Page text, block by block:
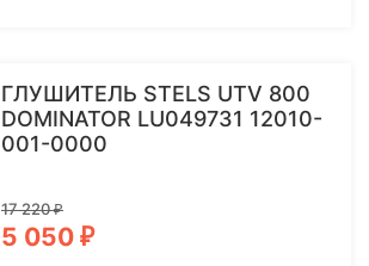
ГЛУШИТЕЛЬ STELS UTV 800
DOMINATOR LU049731 12010-
001-0000
17 220₽
5 050 ₽